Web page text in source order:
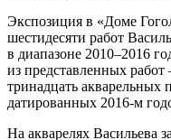
Экспозиция в «Доме
шестидесяти работ
в диапазоне 2010–2016
из представленных
тринадцать акварельных
датированных 2016-м
На акварелях Васильева